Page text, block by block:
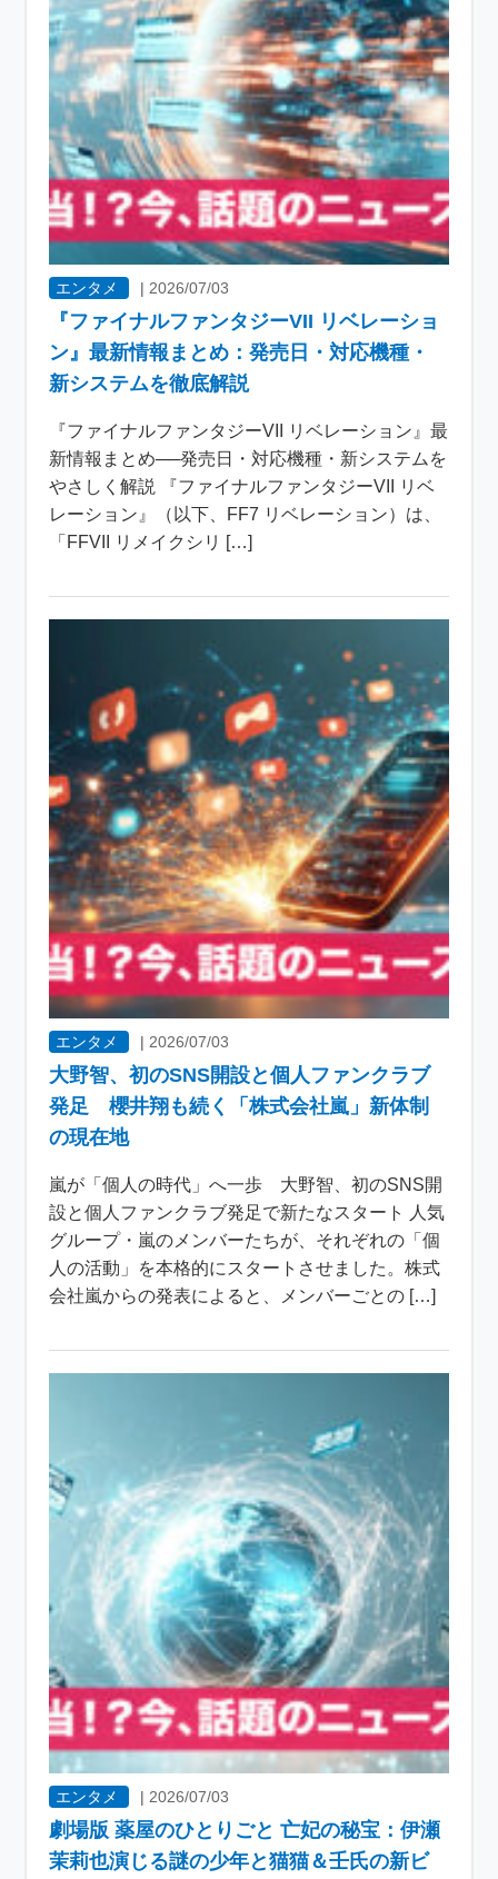
エンタメ |2026/07/03
『ファイナルファンタジーVII リベレーショ
ン』最新情報まとめ：発売日・対応機種・
新システムを徹底解説
『ファイナルファンタジーVII リベレーション』最
新情報まとめ──発売日・対応機種・新システムを
やさしく解説 『ファイナルファンタジーVII リベ
レーション』（以下、FF7 リベレーション）は、
「FFVII リメイクシリ […]
エンタメ |2026/07/03
大野智、初のSNS開設と個人ファンクラブ
発足 櫻井翔も続く「株式会社嵐」新体制
の現在地
嵐が「個人の時代」へ一歩 大野智、初のSNS開
設と個人ファンクラブ発足で新たなスタート 人気
グループ・嵐のメンバーたちが、それぞれの「個
人の活動」を本格的にスタートさせました。株式
会社嵐からの発表によると、メンバーごとの […]
エンタメ | 2026/07/03
劇場版 薬屋のひとりごと 亡妃の秘宝：伊瀬
茉莉也演じる謎の少年と猫猫＆壬氏の新ビ